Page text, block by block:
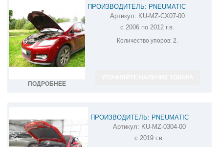
ПОДРОБНЕЕ
ПРОИЗВОДИТЕЛЬ: PNEUMATIC
АМОРТИЗАТОР (УПОР) КАПОТА НА MAZDA
CX-7 KU-MZ-CX07-00
Артикул: KU-MZ-CX07-00
с 2006 по 2012 г.в.
Количество упоров: 2.
ПРОИЗВОДИТЕЛЬ: PNEUMATIC
АМОРТИЗАТОР (УПОР) КАПОТА НА
MAZDA 3 KU-MZ-0304-00
Артикул: KU-MZ-0304-00
с 2019 г.в.